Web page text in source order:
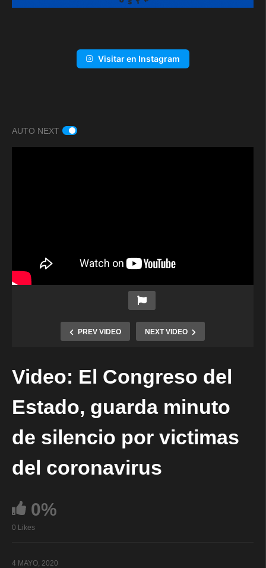
Visitar en Instagram
AUTO NEXT
PREV VIDEO NEXT VIDEO
Video: El Congreso del
Estado, guarda minuto
de silencio por victimas
del coronavirus
0%
0 Likes
4 MAYO, 2020